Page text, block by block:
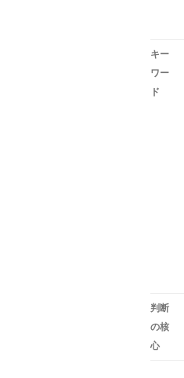
キー
ワー
ド
判断
の核
心